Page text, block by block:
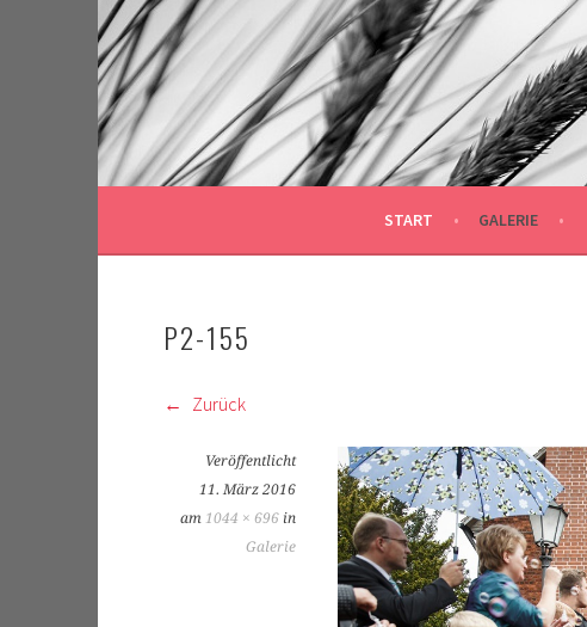
Springe
zum
Inhalt
START GALERIE
P2-155
Zurück
Veröffentlicht
11. März 2016
am 1044 × 696 in
Galerie